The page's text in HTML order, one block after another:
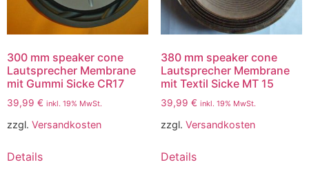
300 mm speaker cone
Lautsprecher Membrane
mit Gummi Sicke CR17
39,99 € inkl. 19% MwSt.
zzgl. Versandkosten
Details
380 mm speaker cone
Lautsprecher Membrane
mit Textil Sicke MT 15
39,99 € inkl. 19% MwSt.
zzgl. Versandkosten
Details